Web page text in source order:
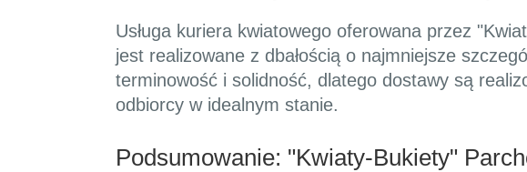
Usługa kuriera kwiatowego oferowana przez
jest realizowane z dbałością o najmniejsze
terminowość i solidność, dlatego dostawy są
odbiorcy w idealnym stanie.
Podsumowanie: "Kwiaty-Bukiety"